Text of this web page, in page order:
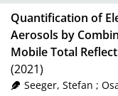
Quantification of
Aerosols by
Mobile Total
(2021)
Seeger, Stefan ;